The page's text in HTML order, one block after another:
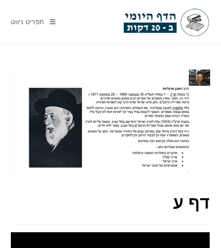
content
תפריט ניווט
דף ע